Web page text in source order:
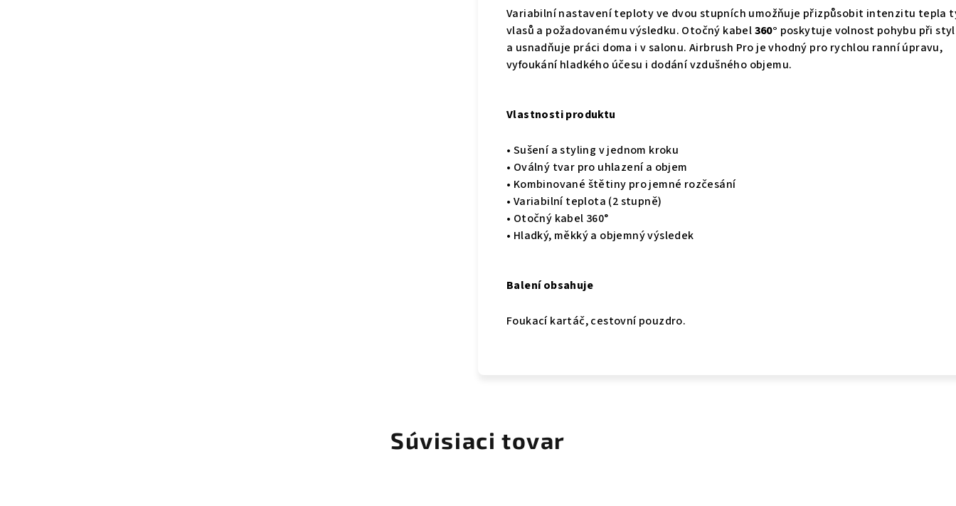
Variabilní nastavení teploty ve dvou stupních umožňuje přizpůsobit intenzitu tepla
vlasů a požadovanému výsledku. Otočný kabel360° poskytuje volnost pohybu při
a usnadňuje práci doma i v salonu. Airbrush Pro je vhodný pro rychlou ranní úpravu,
vyfoukání hladkého účesu i dodání vzdušného objemu.
Vlastnosti produktu
• Sušení a styling v jednom kroku
• Oválný tvar pro uhlazení a objem
• Kombinované štětiny pro jemné rozčesání
• Variabilní teplota (2 stupně)
• Otočný kabel 360°
• Hladký, měkký a objemný výsledek
Balení obsahuje
Foukací kartáč, cestovní pouzdro.
Súvisiaci tovar